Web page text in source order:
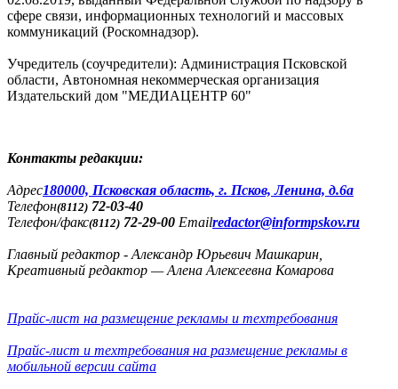
сфере связи, информационных технологий и массовых
коммуникаций (Роскомнадзор).
Учредитель (соучредители): Администрация Псковской
области, Автономная некоммерческая организация
Издательский дом "МЕДИАЦЕНТР 60"
Контакты редакции:
Адреc180000, Псковская область, г. Псков, Ленина, д.6а
Телефон(8112) 72-03-40
Телефон/факс(8112) 72-29-00 Emailredactor@informpskov.ru
Главный редактор - Александр Юрьевич Машкарин,
Креативный редактор — Алена Алексеевна Комарова
Прайс-лист на размещение рекламы и техтребования
Прайс-лист и техтребования на размещение рекламы в
мобильной версии сайта